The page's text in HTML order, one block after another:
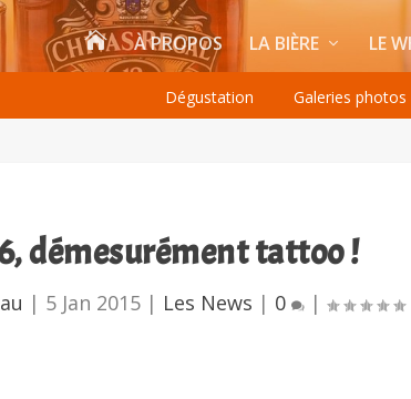
 À PROPOS LA BIÈRE LE
Dégustation Galeries photos
démesurément tattoo !
| 5 Jan 2015| Les News | 0 |